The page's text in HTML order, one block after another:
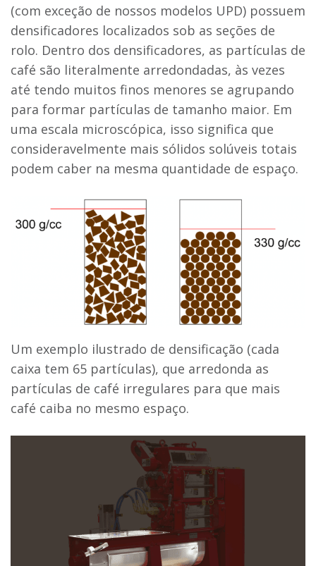
(com exceção de nossos modelos UPD) possuem
densificadores localizados sob as seções de
rolo. Dentro dos densificadores, as partículas de
café são literalmente arredondadas, às vezes
até tendo muitos finos menores se agrupando
para formar partículas de tamanho maior. Em
uma escala microscópica, isso significa que
consideravelmente mais sólidos solúveis totais
podem caber na mesma quantidade de espaço.
Um exemplo ilustrado de densificação (cada
caixa tem 65 partículas), que arredonda as
partículas de café irregulares para que mais
café caiba no mesmo espaço.